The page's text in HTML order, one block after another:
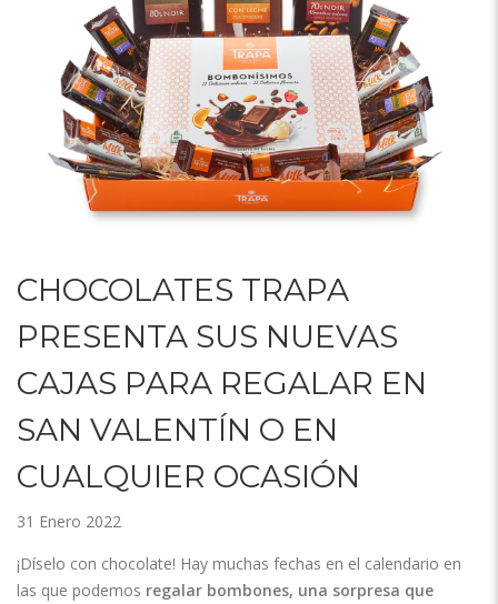
CHOCOLATES TRAPA
PRESENTA SUS NUEVAS
CAJAS PARA REGALAR EN
SAN VALENTÍN O EN
CUALQUIER OCASIÓN
31 Enero 2022
¡Díselo con chocolate! Hay muchas fechas en el calendario en
las que podemos regalar bombones, una sorpresa que